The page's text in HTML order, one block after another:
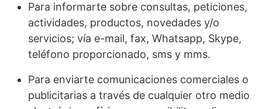
Para informarte sobre consultas, peticiones,
actividades, productos, novedades y/o
servicios; vía e-mail, fax, Whatsapp, Skype,
teléfono proporcionado, sms y mms.
Para enviarte comunicaciones comerciales o
publicitarias a través de cualquier otro medio